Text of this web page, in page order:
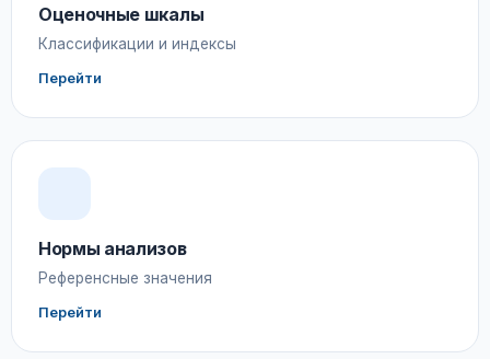
Оценочные шкалы
Классификации и индексы
Перейти
Нормы анализов
Референсные значения
Перейти